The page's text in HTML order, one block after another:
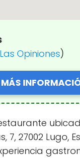
Opiniones)
MÁS
7, 27002 Lugo,